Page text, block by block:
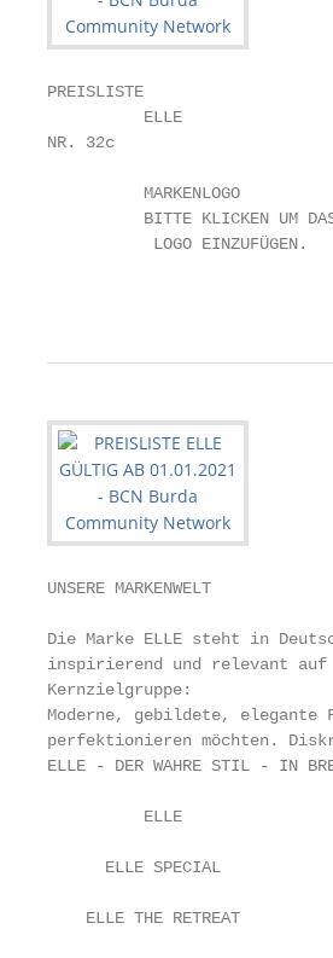
PREISLISTE
          ELLE
NR. 32c
          MARKENLOGO
BITTE KLICKEN UM
           LOGO EINZUFÜGEN.
UNSERE MARKENWELT
Die Marke ELLE steht in
inspirierend und relevant
Kernzielgruppe:
Moderne, gebildete,
perfektionieren möchten.
ELLE - DER WAHRE STIL - IN
ELLE
ELLE SPECIAL
ELLE THE RETREAT